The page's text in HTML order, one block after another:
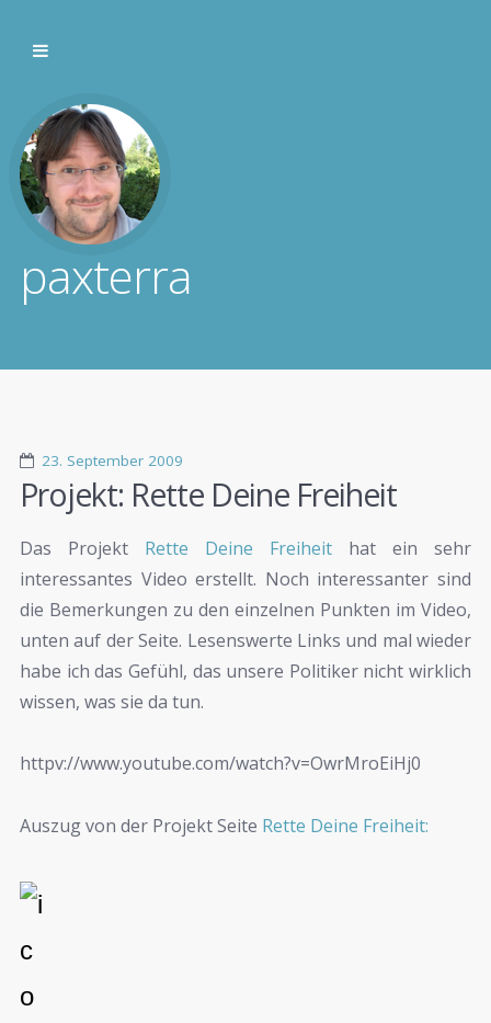
paxterra
23. September 2009
Projekt: Rette Deine Freiheit
Das Projekt Rette Deine Freiheit hat ein sehr
interessantes Video erstellt. Noch interessanter sind
die Bemerkungen zu den einzelnen Punkten im Video,
unten auf der Seite. Lesenswerte Links und mal wieder
habe ich das Gefühl, das unsere Politiker nicht wirklich
wissen, was sie da tun.
httpv://www.youtube.com/watch?v=OwrMroEiHj0
Auszug von der Projekt Seite Rette Deine Freiheit: